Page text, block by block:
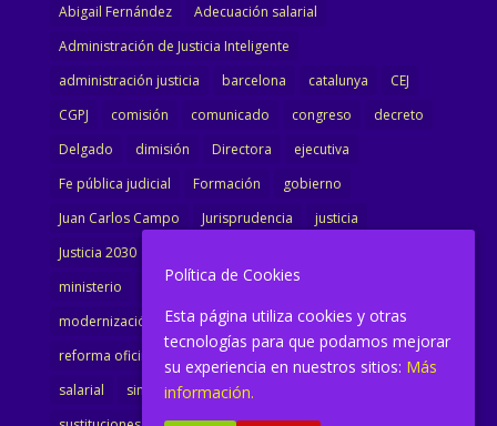
Abigail Fernández
Adecuación salarial
Administración de Justicia Inteligente
administración justicia
barcelona catalunya
CEJ
CGPJ
comisión comunicado congreso
decreto
Delgado
dimisión Directora
ejecutiva
Fe pública judicial
Formación
gobierno
Juan Carlos Campo
Jurisprudencia
justicia
Justicia 2030
ministerio
Ministra Justicia
Ministro de Justicia
modernización
noticias Portavoz
reforma
reforma oficina
renovación retribuciones
reunión
salarial
sindicalismo sindicato
Política de Cookies
Esta página utiliza cookies y otras
tecnologías para que podamos mejorar
su experiencia en nuestros sitios: Más
información.